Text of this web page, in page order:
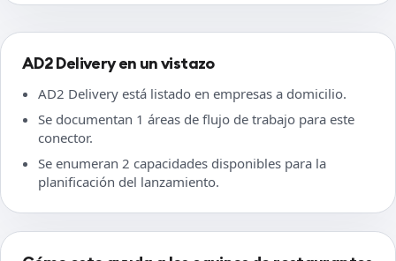
AD2 Delivery en un vistazo
AD2 Delivery está listado en empresas a domicilio.
Se documentan 1 áreas de flujo de trabajo para este
conector.
Se enumeran 2 capacidades disponibles para la
planificación del lanzamiento.